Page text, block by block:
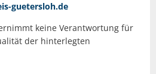
guetersloh.de
keine Verantwortung für
der hinterlegten